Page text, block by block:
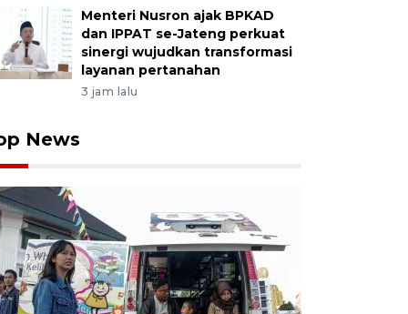
Menteri Nusron ajak BPKAD
dan IPPAT se-Jateng perkuat
sinergi wujudkan transformasi
layanan pertanahan
3 jam lalu
News